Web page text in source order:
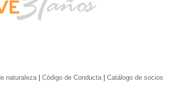
naturaleza| Código de Conducta| Catálogo de socios